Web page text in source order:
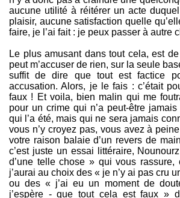
aucune utilité à réitérer un acte
plaisir, aucune satisfaction quelle
faire, je l’ai fait : je peux passer à autre
Le plus amusant dans tout cela, est
peut m’accuser de rien, sur la seule
suffit de dire que tout est factice
accusation. Alors, je le fais : c’était
faux ! Et voila, bien malin qui me
pour un crime qui n’a peut-être
qui l’a été, mais qui ne sera jamais
vous n’y croyez pas, vous avez à
votre raison balaie d’un revers de
c’est juste un essai littéraire,
d’une telle chose » qui vous rassure,
j’aurai au choix des « je n’y ai pas cru
ou des « j’ai eu un moment de
j’espère - que tout cela est faux »